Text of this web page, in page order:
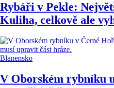
Rybáři v Pekle:
Kuliha, celkově ale
Blanensko
V Oborském rybníku